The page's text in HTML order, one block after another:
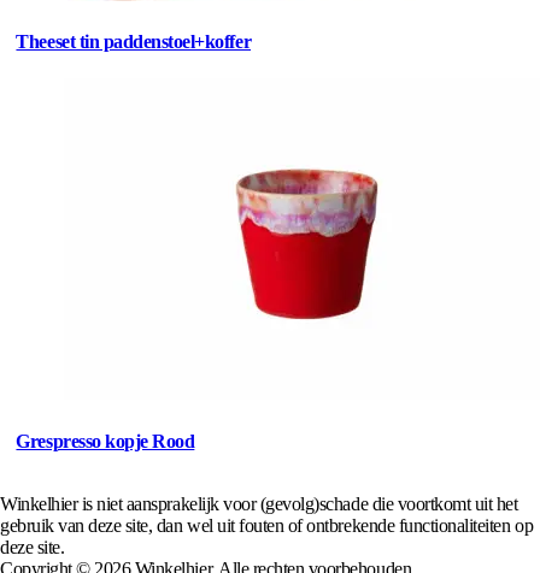
Theeset tin paddenstoel+koffer
Grespresso kopje Rood
Winkelhier is niet aansprakelijk voor (gevolg)schade die voortkomt uit het
gebruik van deze site, dan wel uit fouten of ontbrekende functionaliteiten op
deze site.